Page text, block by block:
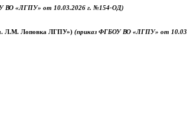
ВО «ЛГПУ» от 10.03.2026 г. №154-ОД)
Л.М. Лоповка ЛГПУ») (приказ ФГБОУ ВО «ЛГПУ» от